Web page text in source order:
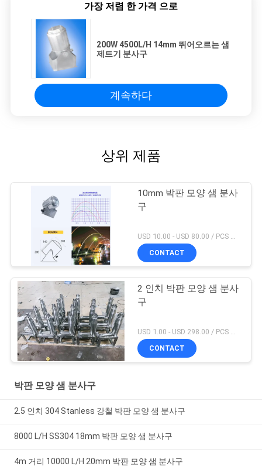
가장 저렴 한 가격 으로
200W 4500L/H 14mm 뛰어오르는 샘
제트기 분사구
계속하다
상위 제품
10mm 박판 모양 샘 분사
구
CONTACT
2 인치 박판 모양 샘 분사
구
CONTACT
박판 모양 샘 분사구
2.5 인치 304 Stanless 강철 박판 모양 샘 분사구
8000 L/H SS304 18mm 박판 모양 샘 분사구
4m 거리 10000 L/H 20mm 박판 모양 샘 분사구